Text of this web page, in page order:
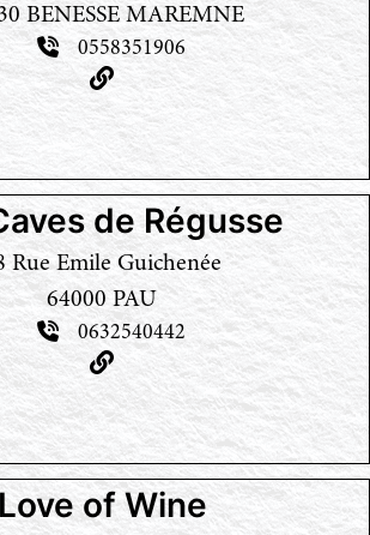
BENESSE MAREMNE
0558351906
de Régusse
Rue Emile Guichenée
64000 PAU
0632540442
Love of Wine